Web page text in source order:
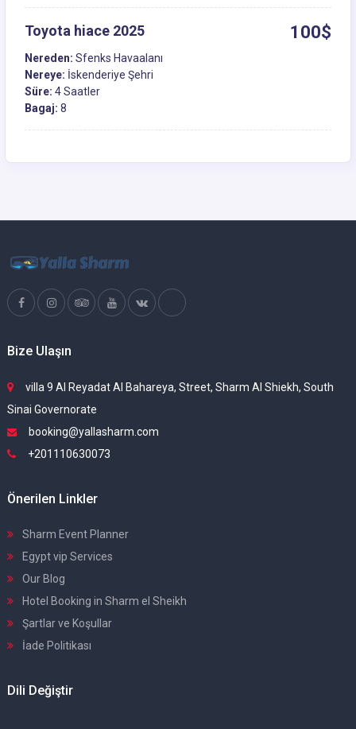
Toyota hiace 2025 100$
Nereden: Sfenks Havaalanı
Nereye: İskenderiye Şehri
Süre: 4 Saatler
Bagaj: 8
Bize Ulaşın
villa 9 Al Reyadat Al Bahareya, Street, Sharm Al Shiekh, South
Sinai Governorate
booking@yallasharm.com
+201110630073
Önerilen Linkler
Sharm Event Planner
Egypt vip Services
Our Blog
Hotel Booking in Sharm el Sheikh
Şartlar ve Koşullar
İade Politikası
Dili Değiştir